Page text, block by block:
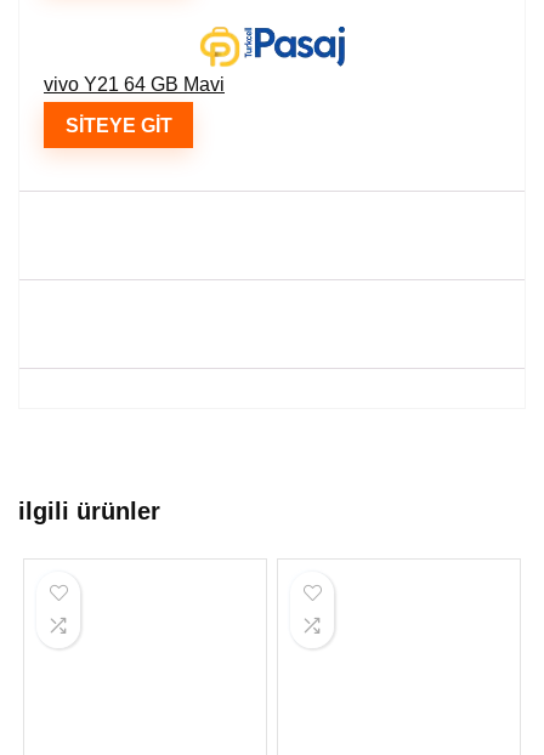
vivo Y21 64 GB Mavi
SITEYE GIT
ilgili ürünler